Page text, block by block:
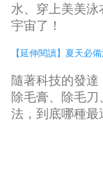
水、穿上美美
宇宙了！
【延伸閱讀】夏天必
隨著科技的發
除毛膏、除毛
法，到底哪種最